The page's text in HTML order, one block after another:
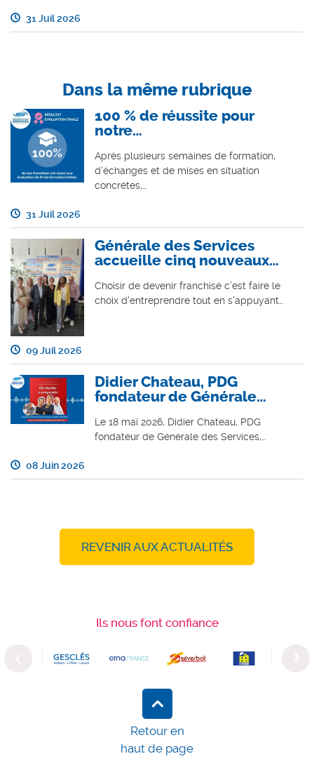
31 Juil 2026
Dans la même rubrique
100 % de réussite pour
notre…
Après plusieurs semaines de formation,
d’échanges et de mises en situation
concrètes,…
31 Juil 2026
Générale des Services
accueille cinq nouveaux…
Choisir de devenir franchisé c’est faire le
choix d’entreprendre tout en s’appuyant…
09 Juil 2026
Didier Chateau, PDG
fondateur de Générale…
Le 18 mai 2026, Didier Chateau, PDG
fondateur de Générale des Services,…
08 Juin 2026
REVENIR AUX ACTUALITÉS
Ils nous font confiance
Previous Next
Retour en
haut de page